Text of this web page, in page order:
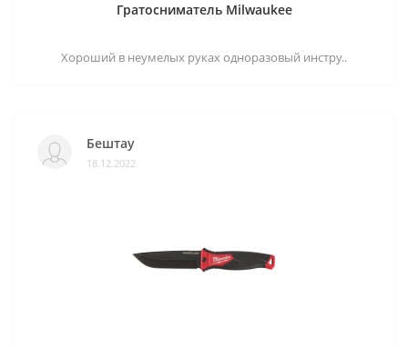
Гратосниматель Milwaukee
Хороший в неумелых руках одноразовый инстру..
Бештау
18.12.2022